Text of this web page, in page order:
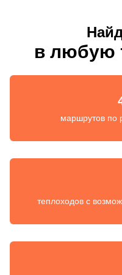
в любую
маршрутов по
теплоходов с